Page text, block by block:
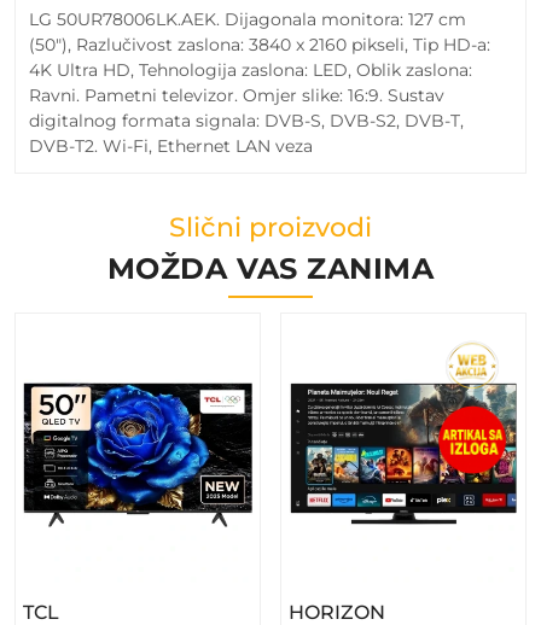
LG 50UR78006LK.AEK. Dijagonala monitora: 127 cm
(50"), Razlučivost zaslona: 3840 x 2160 pikseli, Tip HD-a:
4K Ultra HD, Tehnologija zaslona: LED, Oblik zaslona:
Ravni. Pametni televizor. Omjer slike: 16:9. Sustav
digitalnog formata signala: DVB-S, DVB-S2, DVB-T,
DVB-T2. Wi-Fi, Ethernet LAN veza
Slični proizvodi
MOŽDA VAS ZANIMA
TCL – TCL TV 50P71K 4K QLEDHORIZON